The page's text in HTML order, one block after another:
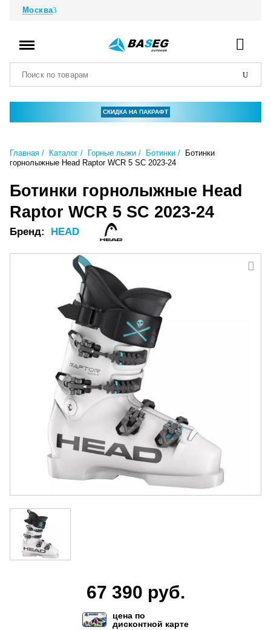
Москва
СКИДКА НА ПАКРАФТ
Главная Каталог Горные лыжи Ботинки
Ботинки
горнолыжные Head Raptor WCR 5 SC 2023-24
Ботинки горнолыжные Head
Raptor WCR 5 SC 2023-24
Бренд: HEAD
67 390 руб.
цена по
дисконтной карте